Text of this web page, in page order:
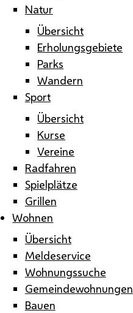
Natur
Übersicht
Erholungsgebiete
Parks
Wandern
Sport
Übersicht
Kurse
Vereine
Radfahren
Spielplätze
Grillen
Wohnen
Übersicht
Meldeservice
Wohnungssuche
Gemeindewohnungen
Bauen